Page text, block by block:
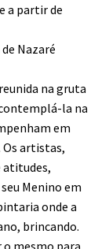
a partir de
Nazaré
na gruta
la na
em
Os artistas,
atitudes,
Menino em
onde a
brincando.
o mesmo para